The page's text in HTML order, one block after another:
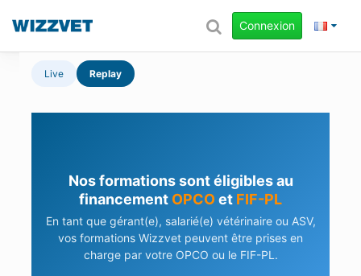
Connexion
Live Replay
Nos formations sont éligibles au
financement OPCOet FIF-PL
En tant que gérant(e), salarié(e) vétérinaire ou ASV,
vos formations Wizzvet peuvent être prises en
charge par votre OPCO ou le FIF-PL.